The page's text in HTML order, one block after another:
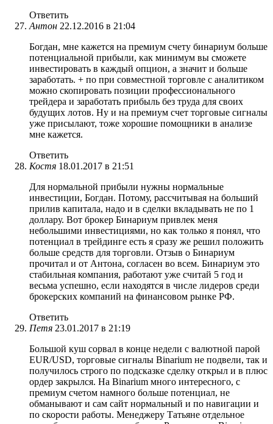
Ответить
Антон 22.12.2016 в 21:04
Богдан, мне кажется на премиум счету бинариум больше
потенциальной прибыли, как минимум вы сможете
инвестировать в каждый опцион, а значит и больше
заработать. + по при совместной торговле с аналитиком
можно скопировать позиции профессионального
трейдера и заработать прибыль без труда для своих
будущих лотов. Ну и на премиум счет торговые сигналы
уже присылают, тоже хорошие помощники в анализе
мне кажется.
Ответить
Костя 18.01.2017 в 21:51
Для нормальной прибыли нужны нормальные
инвестиции, Богдан. Потому, рассчитывая на больший
прилив капитала, надо и в сделки вкладывать не по 1
доллару. Вот брокер Бинариум привлек меня
небольшими инвестициями, но как только я понял, что
потенциал в трейдинге есть я сразу же решил положить
больше средств для торговли. Отзыв о Бинариум
прочитал и от Антона, согласен во всем. Бинариум это
стабильная компания, работают уже считай 5 год и
весьма успешно, если находятся в числе лидеров среди
брокерских компаний на финансовом рынке РФ.
Ответить
Петя 23.01.2017 в 21:19
Большой куш сорвал в конце недели с валютной парой
EUR/USD, торговые сигналы Binarium не подвели, так и
получилось строго по подсказке сделку открыл и в плюс
ордер закрылся. На Binarium много интересного, с
премиум счетом намного больше потенциал, не
обманывают и сам сайт нормальный и по навигации и
по скорости работы. Менеджеру Татьяне отдельное